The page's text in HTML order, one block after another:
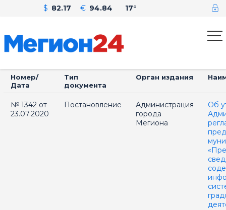
$ 82.17 € 94.84 17°
Номер/
Дата
Тип
документа
Орган издания
№ 1342 от
23.07.2020
Постановление
Администрация
города
Мегиона
Об